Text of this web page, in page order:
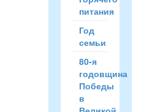
питания
Год
семьи
80-я
годовщина
Победы
в